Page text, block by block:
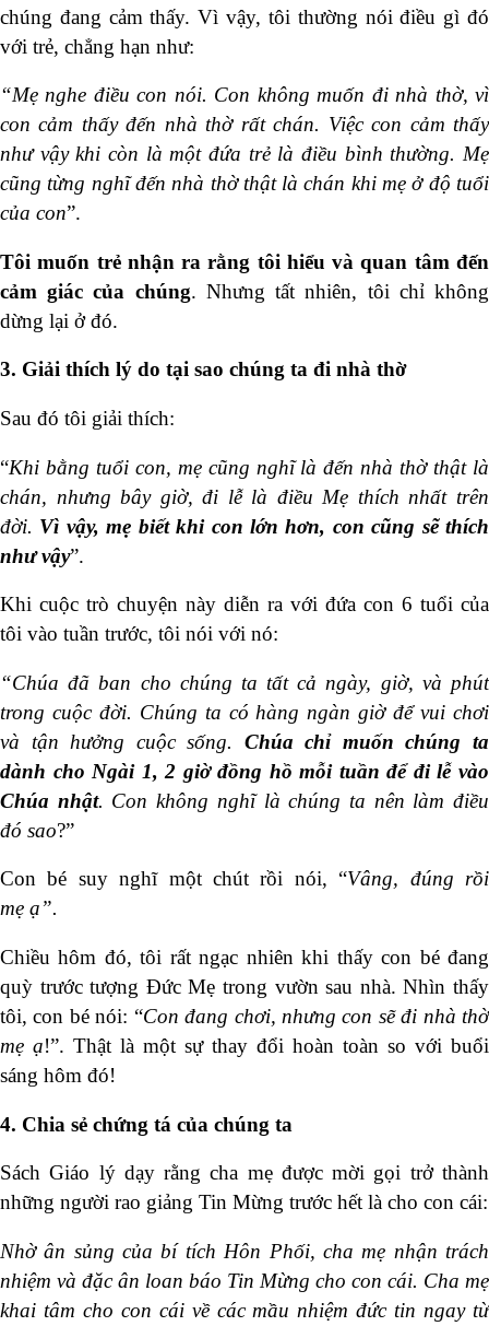
chúng đang cảm thấy. Vì vậy, tôi thường nói điều gì đó
với trẻ, chẳng hạn như:
“Mẹ nghe điều con nói. Con không muốn đi nhà thờ, vì
con cảm thấy đến nhà thờ rất chán. Việc con cảm thấy
như vậy khi còn là một đứa trẻ là điều bình thường. Mẹ
cũng từng nghĩ đến nhà thờ thật là chán khi mẹ ở độ tuổi
của con”.
Tôi muốn trẻ nhận ra rằng tôi hiểu và quan tâm đến
cảm giác của chúng. Nhưng tất nhiên, tôi chỉ không
dừng lại ở đó.
3. Giải thích lý do tại sao chúng ta đi nhà thờ
Sau đó tôi giải thích:
“Khi bằng tuổi con, mẹ cũng nghĩ là đến nhà thờ thật là
chán, nhưng bây giờ, đi lễ là điều Mẹ thích nhất trên
đời. Vì vậy, mẹ biết khi con lớn hơn, con cũng sẽ thích
nhưvậy”.
Khi cuộc trò chuyện này diễn ra với đứa con 6 tuổi của
tôi vào tuần trước, tôi nói với nó:
“Chúa đã ban cho chúng ta tất cả ngày, giờ, và phút
trong cuộc đời. Chúng ta có hàng ngàn giờ để vui chơi
và tận hưởng cuộc sống. Chúa chỉ muốn chúng ta
dành cho Ngài1, 2 giờ đồng hồ mỗi tuần để đi lễ vào
Chúa nhật. Con không nghĩ là chúng ta nên làm điều
đó sao?”
Con bé suy nghĩ một chút rồi nói, “Vâng, đúng rồi
mẹ ạ”.
Chiều hôm đó, tôi rất ngạc nhiên khi thấy con bé đang
quỳ trước tượng Đức Mẹ trong vườn sau nhà. Nhìn thấy
tôi, con bé nói: “Con đang chơi, nhưng con sẽ đi nhà thờ
mẹ ạ!”. Thật là một sự thay đổi hoàn toàn so với buổi
sáng hôm đó!
4. Chia sẻ chứng tá của chúng ta
Sách Giáo lý dạy rằng cha mẹ được mời gọi trở thành
những người rao giảng Tin Mừng trước hết là cho con cái:
Nhờ ân sủng của bí tích Hôn Phối, cha mẹ nhận trách
nhiệm và đặc ân loan báo Tin Mừng cho con cái. Cha mẹ
khai tâm cho con cái về các mầu nhiệm đức tin ngay từ